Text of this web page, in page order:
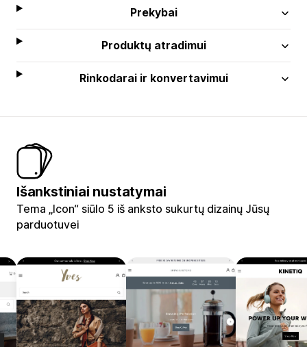
Prekybai
Produktų atradimui
Rinkodarai ir konvertavimui
Išankstiniai nustatymai
Tema „Icon“ siūlo 5 iš anksto sukurtų dizainų Jūsų
parduotuvei